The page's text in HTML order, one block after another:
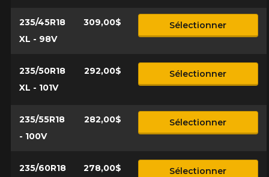
235/45R18
XL - 98V
309,00$ Sélectionner
235/50R18
XL - 101V
292,00$ Sélectionner
235/55R18
- 100V
282,00$ Sélectionner
235/60R18
278,00$ Sélectionner